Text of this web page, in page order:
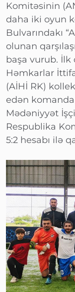
Komitəsinin
daha iki oyun
Bulvarındakı
olunan
başa vurub. İlk
Həmkarlar
(AİHİ RK)
edən
Mədəniyyət
Respublika
5:2 hesabı ilə